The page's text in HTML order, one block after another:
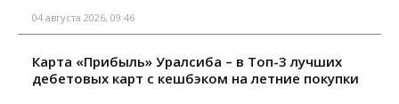
04 августа 2026, 09:46
Карта «Прибыль» Уралсиба – в Топ-3 лучших
дебетовых карт с кешбэком на летние покупки